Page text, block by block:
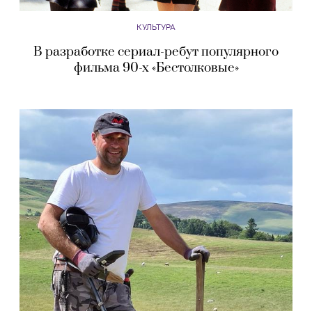
КУЛЬТУРА
В разработке сериал-ребут популярного
фильма 90-х «Бестолковые»